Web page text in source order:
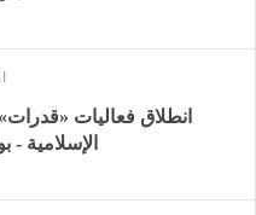
انطلاق فعاليات
الإسلامية -